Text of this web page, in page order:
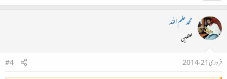
محمد علم اللہ
محفلین
فروری 21، 2014
#4